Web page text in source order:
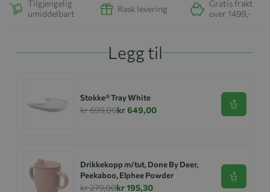
Tilgjengelig
umiddelbart
Rask levering
Gratis frakt
over 1499,-
Legg til
Stokke® Tray White
kr 699,00kr 649,00 Se
Drikkekopp m/tut, Done By Deer,
Peekaboo, Elphee Powder
kr 279,00kr 195,30
Se